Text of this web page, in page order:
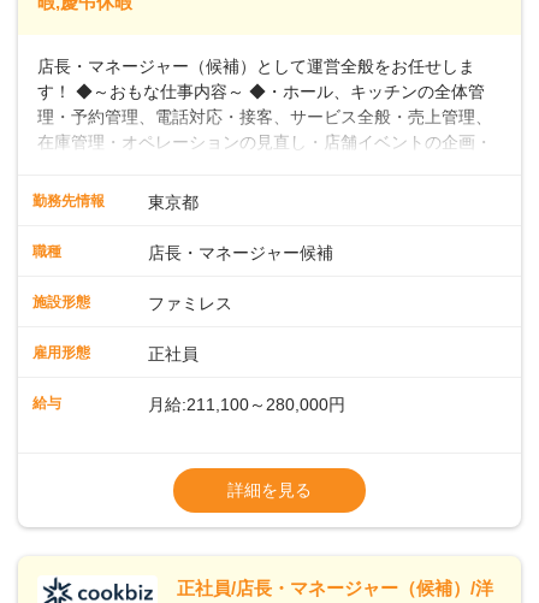
店長・マネージャー（候補）として運営全般をお任せしま
す！ ◆～おもな仕事内容～ ◆・ホール、キッチンの全体管
理・予約管理、電話対応・接客、サービス全般・売上管理、
在庫管理・オペレーションの見直し・店舗イベントの企画・
入社後はスキルに合わせた業務からお任せしますので、徐々
向上を目指すDX推進～ ◆すかいらーくのレストランでは、
スタッフの働きやすさをサポートしています。配膳ロボット
や歩行数が約40%も削減されました！また、配膳ロボットに
なDX（デジタルトランスフォーメーション）の取り組みを進
います。私たちは、多様な働き方を提供し、ライフステージ
に合わせた柔軟な勤務時間や働きやすい環境を整えていま
います。
勤務先情報 東京都
職種 店長・マネージャー候補
施設形態 ファミレス
雇用形態 正社員
給与 月給:211,100～280,000円
※残業代全額支給
※経験に応じて応相談①ナショナル社員：月
給245,800円～②エリア社員 ：月給
詳細を見る
正社員/店長・マネージャー（候補）/洋